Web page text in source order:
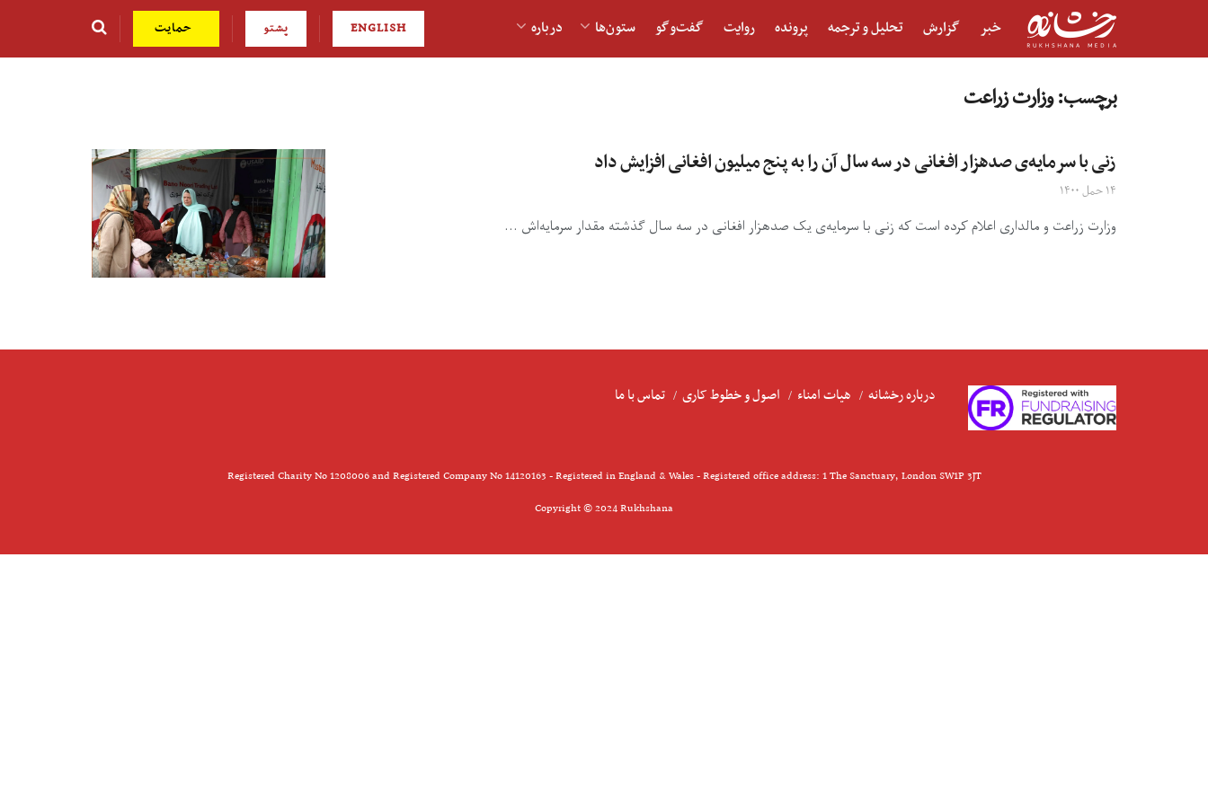
خبر گزارش تحلیل و ترجمه پرونده روایت گفت‌و‎گو ستون‌ها درباره ENGLISH پشتو حمایت
برچسب:وزارت زراعت
زنی با سرمایه‌ی صدهزار افغانی در سه سال آن را به پنج میلیون افغانی افزایش داد
۱۴ حمل ۱۴۰۰
وزارت زراعت و مالداری اعلام کرده است که زنی با سرمایه‌ی یک صدهزار افغانی در سه سال گذشته مقدار سرمایه‌اش ...
درباره رخشانه هیات امناء اصول و خطوط کاری تماس با ما
Registered Charity No 1208006 and Registered Company No 14120163 - Registered in England & Wales - Registered office address: 1 The Sanctuary, London SW1P 3JT
Copyright © 2024 Rukhshana